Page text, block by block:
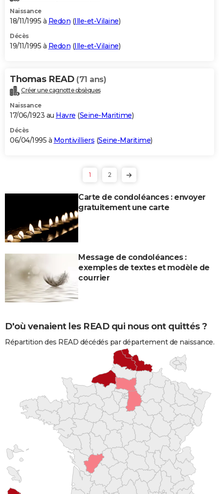
Naissance
18/11/1995 à Redon (Ille-et-Vilaine)
Décès
19/11/1995 à Redon (Ille-et-Vilaine)
Thomas READ (71 ans)
Créer une cagnotte obsèques
Naissance
17/06/1923 au Havre (Seine-Maritime)
Décès
06/04/1995 à Montivilliers (Seine-Maritime)
1 2
Carte de condoléances : envoyer
gratuitement une carte
Message de condoléances :
exemples de textes et modèle de
courrier
D'où venaient les READ qui nous ont quittés ?
Répartition des READ décédés par département de naissance.